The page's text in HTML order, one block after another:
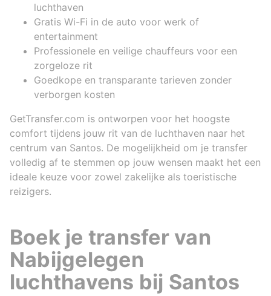
luchthaven
Gratis Wi-Fi in de auto voor werk of
entertainment
Professionele en veilige chauffeurs voor een
zorgeloze rit
Goedkope en transparante tarieven zonder
verborgen kosten
GetTransfer.com is ontworpen voor het hoogste
comfort tijdens jouw rit van de luchthaven naar het
centrum van Santos. De mogelijkheid om je transfer
volledig af te stemmen op jouw wensen maakt het een
ideale keuze voor zowel zakelijke als toeristische
reizigers.
Boek je transfer van
Nabijgelegen
luchthavens bij Santos